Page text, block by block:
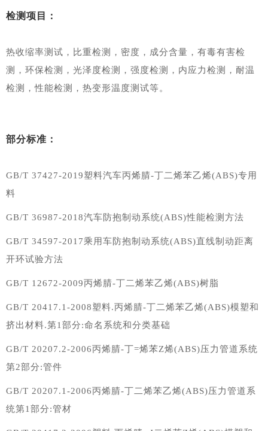
检测项目：
热收缩率测试，比重检测，密度，成分含量，有毒有害检
测，环保检测，光泽度检测，强度检测，内应力检测，耐温
检测，性能检测，热变形温度测试等。
部分标准：
GB/T 37427-2019塑料汽车丙烯腈-丁二烯苯乙烯(ABS)专用
料
GB/T 36987-2018汽车防抱制动系统(ABS)性能检测方法
GB/T 34597-2017乘用车防抱制动系统(ABS)直线制动距离
开环试验方法
GB/T 12672-2009丙烯腈-丁二烯苯乙烯(ABS)树脂
GB/T 20417.1-2008塑料.丙烯腈-丁二烯苯乙烯(ABS)模塑和
挤出材料.第1部分:命名系统和分类基础
GB/T 20207.2-2006丙烯腈-丁=烯苯Z烯(ABS)压力管道系统
第2部分:管件
GB/T 20207.1-2006丙烯腈-丁二烯苯乙烯(ABS)压力管道系
统第1部分:管材